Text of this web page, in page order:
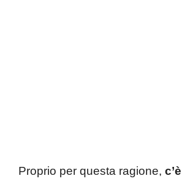
Proprio per questa ragione,